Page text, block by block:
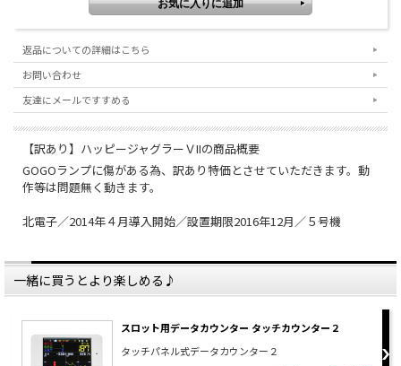
返品についての詳細はこちら
お問い合わせ
友達にメールですすめる
【訳あり】ハッピージャグラーＶIIの商品概要
GOGOランプに傷がある為、訳あり特価とさせていただきます。動
作等は問題無く動きます。
北電子／2014年４月導入開始／設置期限2016年12月／５号機
一緒に買うとより楽しめる♪
スロット用データカウンター タッチカウンター２
タッチパネル式データカウンター２